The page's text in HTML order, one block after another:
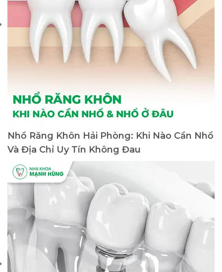
Nhổ Răng Khôn Hải Phòng: Khi Nào Cần Nhổ
Và Địa Chỉ Uy Tín Không Đau